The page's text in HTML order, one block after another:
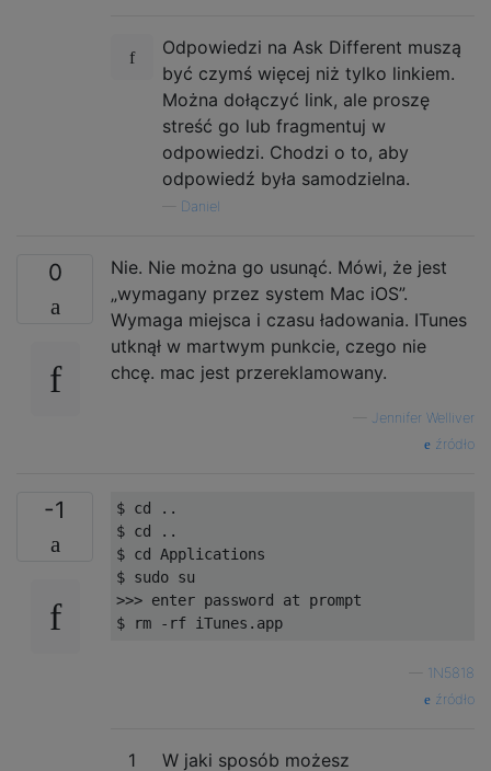
Odpowiedzi na Ask Different muszą
być czymś więcej niż tylko linkiem.
Można dołączyć link, ale proszę
streść go lub fragmentuj w
odpowiedzi. Chodzi o to, aby
odpowiedź była samodzielna.
Daniel
0
Nie. Nie można go usunąć. Mówi, że jest
„wymagany przez system Mac iOS”.
Wymaga miejsca i czasu ładowania. ITunes
utknął w martwym punkcie, czego nie
chcę. mac jest przereklamowany.
Jennifer Welliver
źródło
-1
$ cd ..
$ cd ..
$ cd Applications
$ sudo su
>>> enter password at prompt
1N5818
źródło
1
W jaki sposób możesz